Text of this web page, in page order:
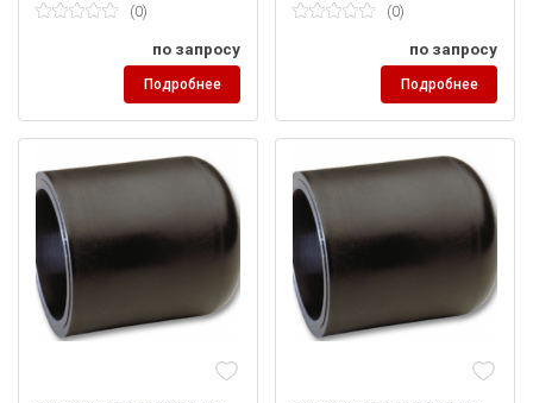
(0)
по запросу
Подробнее
(0)
по запросу
Подробнее